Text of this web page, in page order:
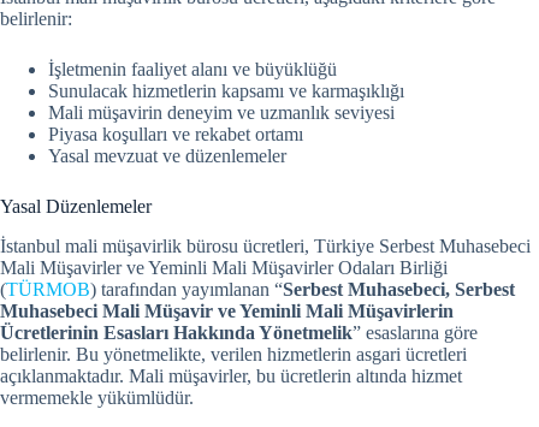
belirlenir:
İşletmenin faaliyet alanı ve büyüklüğü
Sunulacak hizmetlerin kapsamı ve karmaşıklığı
Mali müşavirin deneyim ve uzmanlık seviyesi
Piyasa koşulları ve rekabet ortamı
Yasal mevzuat ve düzenlemeler
Yasal Düzenlemeler
İstanbul mali müşavirlik bürosu ücretleri, Türkiye Serbest Muhasebeci
Mali Müşavirler ve Yeminli Mali Müşavirler Odaları Birliği
(TÜRMOB) tarafından yayımlanan “Serbest Muhasebeci, Serbest
Muhasebeci Mali Müşavir ve Yeminli Mali Müşavirlerin
Ücretlerinin Esasları Hakkında Yönetmelik” esaslarına göre
belirlenir. Bu yönetmelikte, verilen hizmetlerin asgari ücretleri
açıklanmaktadır. Mali müşavirler, bu ücretlerin altında hizmet
vermemekle yükümlüdür.